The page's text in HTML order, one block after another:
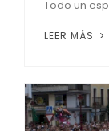
Todo un
LEER MÁS